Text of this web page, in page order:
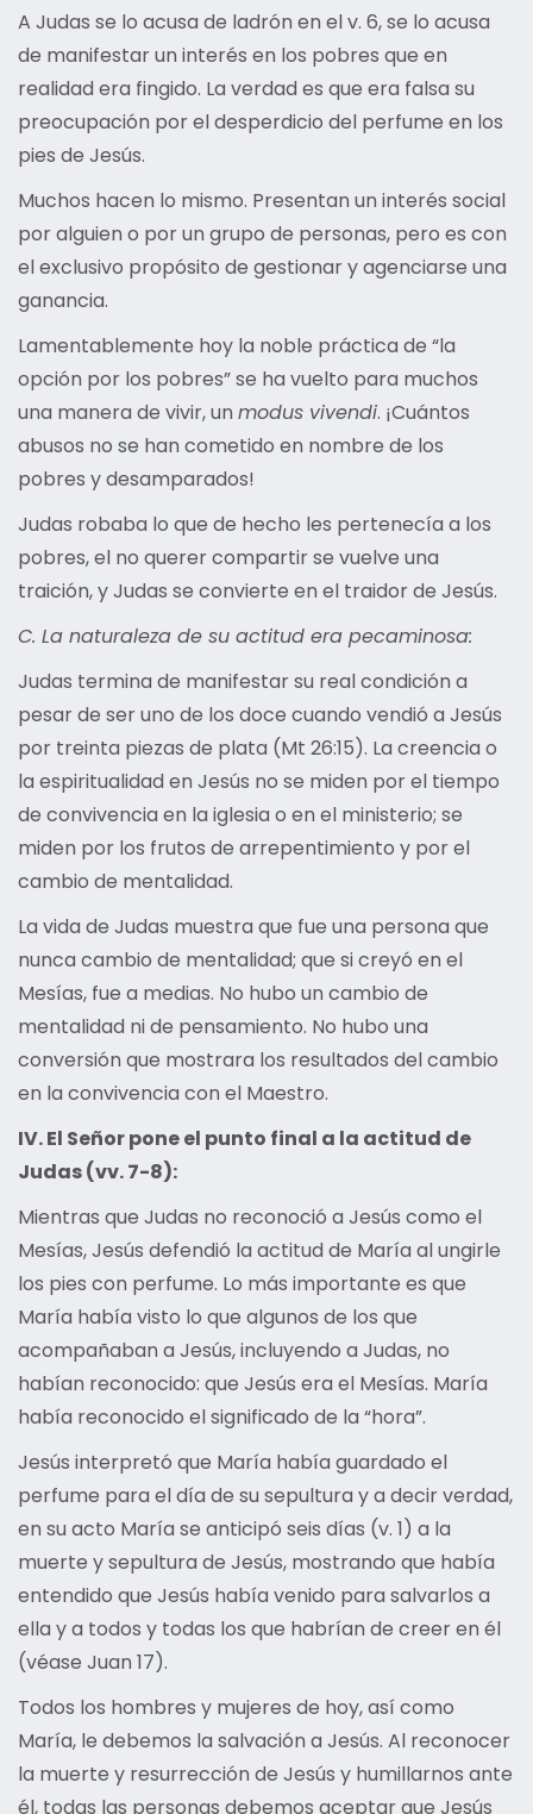
A Judas se lo acusa de ladrón en el v. 6, se lo acusa
de manifestar un interés en los pobres que en
realidad era fingido. La verdad es que era falsa su
preocupación por el desperdicio del perfume en los
pies de Jesús.
Muchos hacen lo mismo. Presentan un interés social
por alguien o por un grupo de personas, pero es con
el exclusivo propósito de gestionar y agenciarse una
ganancia.
Lamentablemente hoy la noble práctica de “la
opción por los pobres” se ha vuelto para muchos
una manera de vivir, un modus vivendi. ¡Cuántos
abusos no se han cometido en nombre de los
pobres y desamparados!
Judas robaba lo que de hecho les pertenecía a los
pobres, el no querer compartir se vuelve una
traición, y Judas se convierte en el traidor de Jesús.
C. La naturaleza de su actitud era pecaminosa:
Judas termina de manifestar su real condición a
pesar de ser uno de los doce cuando vendió a Jesús
por treinta piezas de plata (Mt 26:15). La creencia o
la espiritualidad en Jesús no se miden por el tiempo
de convivencia en la iglesia o en el ministerio; se
miden por los frutos de arrepentimiento y por el
cambio de mentalidad.
La vida de Judas muestra que fue una persona que
nunca cambio de mentalidad; que si creyó en el
Mesías, fue a medias. No hubo un cambio de
mentalidad ni de pensamiento. No hubo una
conversión que mostrara los resultados del cambio
en la convivencia con el Maestro.
IV. El Señor pone el punto final a la actitud de
Judas (vv. 7-8):
Mientras que Judas no reconoció a Jesús como el
Mesías, Jesús defendió la actitud de María al ungirle
los pies con perfume. Lo más importante es que
María había visto lo que algunos de los que
acompañaban a Jesús, incluyendo a Judas, no
habían reconocido: que Jesús era el Mesías. María
había reconocido el significado de la “hora”.
Jesús interpretó que María había guardado el
perfume para el día de su sepultura y a decir verdad,
en su acto María se anticipó seis días (v. 1) a la
muerte y sepultura de Jesús, mostrando que había
entendido que Jesús había venido para salvarlos a
ella y a todos y todas los que habrían de creer en él
(véase Juan 17).
Todos los hombres y mujeres de hoy, así como
María, le debemos la salvación a Jesús. Al reconocer
la muerte y resurrección de Jesús y humillarnos ante
él, todas las personas debemos aceptar que Jesús